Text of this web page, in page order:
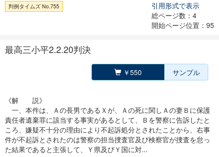
判例タイムズ No.755
引用形式で表示
総ページ数：4
開始ページ位置：95
最高三小平2.2.20判決
￥550 サンプル
《解 説》
一、本件は、Ａの長男であるＸが、Ａの死に関しＡの妻Ｂに保護
責任者遺棄罪に該当する事実があるとして、Ｂを警察に告訴したと
ころ、嫌疑不十分の理由により不起訴処分とされたことから、右事
件が不起訴とされたのは警察の担当捜査官及び検察官が捜査を怠っ
た結果であると主張して、Ｙ県及びＹ国に対...